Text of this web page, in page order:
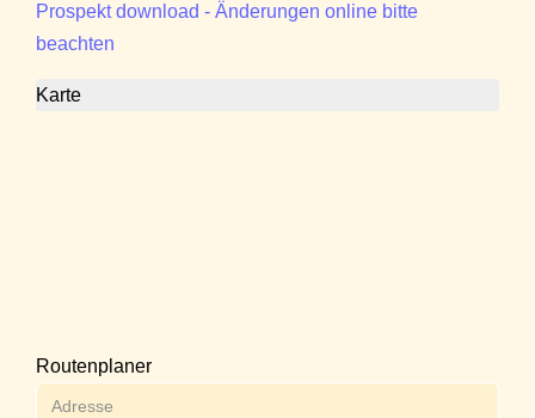
Prospekt download - Änderungen online bitte
beachten
Karte
Routenplaner